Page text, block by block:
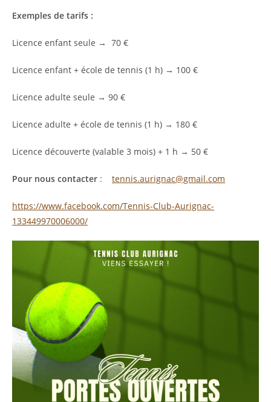
Exemples de tarifs :
Licence enfant seule → 70 €
Licence enfant + école de tennis (1 h) → 100 €
Licence adulte seule → 90 €
Licence adulte + école de tennis (1 h) → 180 €
Licence découverte (valable 3 mois) + 1 h → 50 €
Pour nous contacter : tennis.aurignac@gmail.com
https://www.facebook.com/Tennis-Club-Aurignac-
133449970006000/